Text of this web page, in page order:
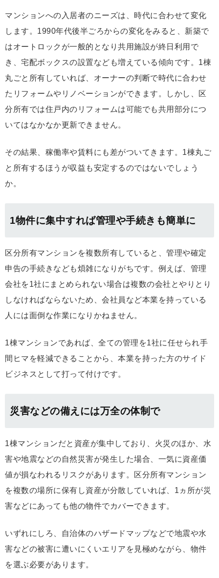
マンションへの入居者のニーズは、時代に合わせて変化
します。1990年代後半ごろからの変化をみると、新築で
はオートロックが一般的となり共用施設が終日利用で
き、宅配ボックスの設置なども増えている傾向です。1棟
丸ごと所有していれば、オーナーの判断で時代に合わせ
たリフォームやリノベーションができます。しかし、区
分所有では住戸内のリフォームは可能でも共用部分につ
いてはなかなか更新できません。
その結果、稼働率や賃料にも差がついてきます。1棟丸ご
と所有するほうが収益も安定するのではないでしょう
か。
1物件に集中すれば管理や手続きも簡単に
区分所有マンションを複数所有していると、管理や確定
申告の手続きなども煩雑になりがちです。例えば、管理
会社を1社にまとめられない場合は複数の会社とやりとり
しなければならないため、会社員など本業を持っている
人には面倒な作業になりかねません。
1棟マンションであれば、全ての管理を1社に任せられ手
間ヒマを軽減できることから、本業を持った方のサイド
ビジネスとして打って付けです。
災害などの備えには万全の体制で
1棟マンションだと資産が集中しており、火災のほか、水
害や地震などの自然災害が発生した場合、一気に資産価
値が損なわれるリスクがあります。区分所有マンション
を複数の場所に保有し資産が分散していれば、1ヵ所が災
害などにあっても他の物件でカバーできます。
いずれにしろ、自治体のハザードマップなどで地震や水
害などの被害に遭いにくいエリアを見極めながら、物件
を選ぶ必要があります。